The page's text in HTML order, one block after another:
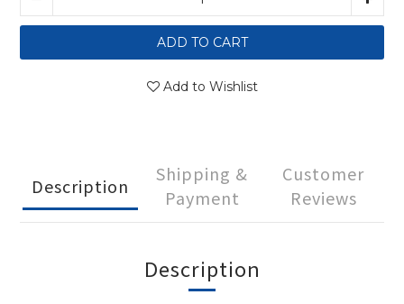
ADD TO CART
Add to Wishlist
Description
Shipping &
Payment
Customer
Reviews
Description